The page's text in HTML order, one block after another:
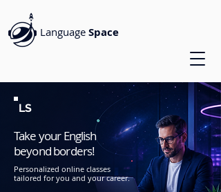
Language Space
LS
Take your English
beyond borders!
Personalized online classes
tailored for you and your career.